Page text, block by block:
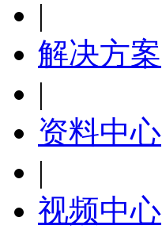
|
解决方案
|
资料中心
|
视频中心